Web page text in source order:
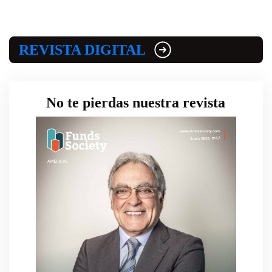
REVISTA DIGITAL
No te pierdas nuestra revista